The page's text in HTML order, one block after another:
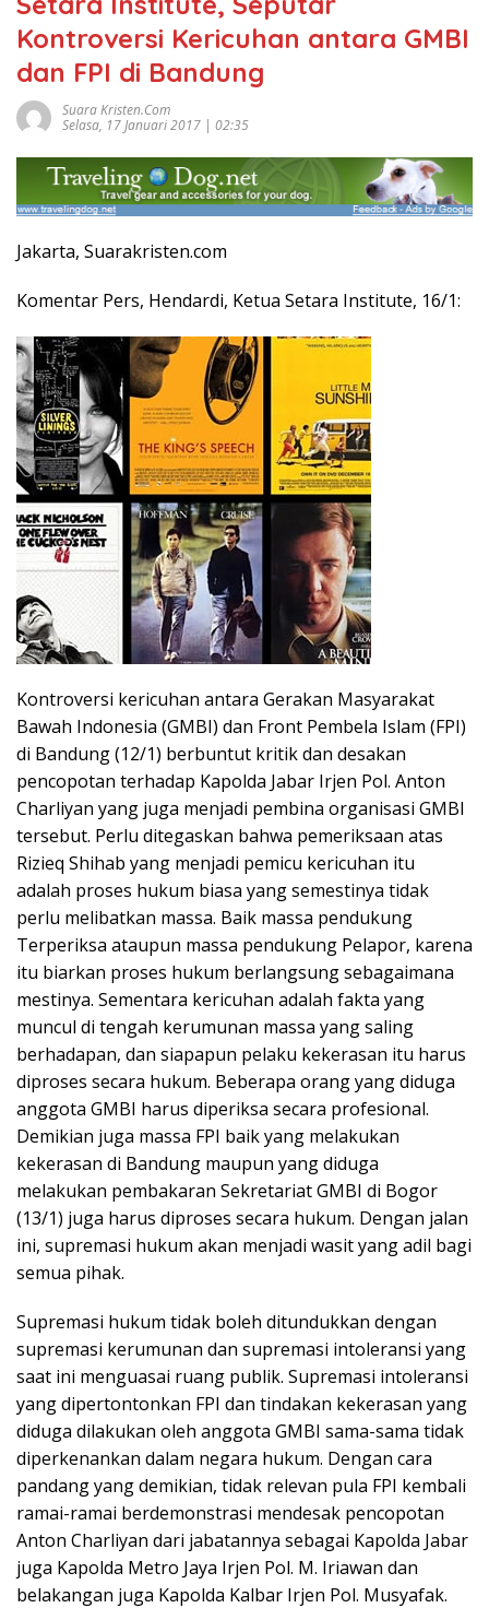
Kontroversi Kericuhan antara GMBI
dan FPI di Bandung
Suara Kristen.com
Selasa, 17 Januari 2017 | 02:35
Jakarta, Suarakristen.com
Komentar Pers, Hendardi, Ketua Setara Institute, 16/1:
Kontroversi kericuhan antara Gerakan Masyarakat
Bawah Indonesia (GMBI) dan Front Pembela Islam (FPI)
di Bandung (12/1) berbuntut kritik dan desakan
pencopotan terhadap Kapolda Jabar Irjen Pol. Anton
Charliyan yang juga menjadi pembina organisasi GMBI
tersebut. Perlu ditegaskan bahwa pemeriksaan atas
Rizieq Shihab yang menjadi pemicu kericuhan itu
adalah proses hukum biasa yang semestinya tidak
perlu melibatkan massa. Baik massa pendukung
Terperiksa ataupun massa pendukung Pelapor, karena
itu biarkan proses hukum berlangsung sebagaimana
mestinya. Sementara kericuhan adalah fakta yang
muncul di tengah kerumunan massa yang saling
berhadapan, dan siapapun pelaku kekerasan itu harus
diproses secara hukum. Beberapa orang yang diduga
anggota GMBI harus diperiksa secara profesional.
Demikian juga massa FPI baik yang melakukan
kekerasan di Bandung maupun yang diduga
melakukan pembakaran Sekretariat GMBI di Bogor
(13/1) juga harus diproses secara hukum. Dengan jalan
ini, supremasi hukum akan menjadi wasit yang adil bagi
semua pihak.
Supremasi hukum tidak boleh ditundukkan dengan
supremasi kerumunan dan supremasi intoleransi yang
saat ini menguasai ruang publik. Supremasi intoleransi
yang dipertontonkan FPI dan tindakan kekerasan yang
diduga dilakukan oleh anggota GMBI sama-sama tidak
diperkenankan dalam negara hukum. Dengan cara
pandang yang demikian, tidak relevan pula FPI kembali
ramai-ramai berdemonstrasi mendesak pencopotan
Anton Charliyan dari jabatannya sebagai Kapolda Jabar
juga Kapolda Metro Jaya Irjen Pol. M. Iriawan dan
belakangan juga Kapolda Kalbar Irjen Pol. Musyafak.